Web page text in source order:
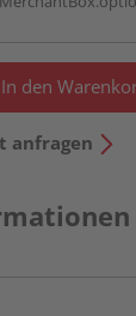
In den
anfragen